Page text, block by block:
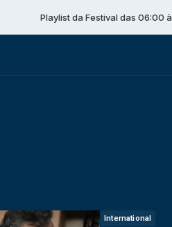
Playlist da Festival das 06:00 às 09:00
International